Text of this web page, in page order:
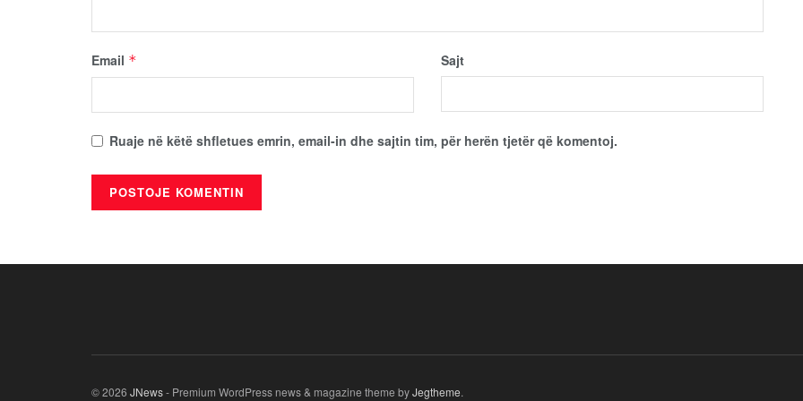
Email * Sajt
Ruaje në këtë shfletues emrin, email-in dhe sajtin tim, për herën tjetër që komentoj.
© 2026 JNews- Premium WordPress news & magazine theme byJegtheme.